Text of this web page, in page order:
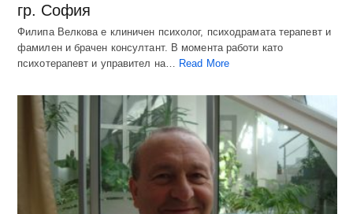
гр. София
Филипа Велкова е клиничен психолог, психодрамата терапевт и
фамилен и брачен консултант. В момента работи като
психотерапевт и управител на…
Read More